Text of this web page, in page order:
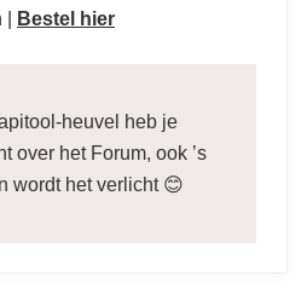
Bestel hier
heuvel heb je
over het Forum, ook ’s
wordt het verlicht 😊